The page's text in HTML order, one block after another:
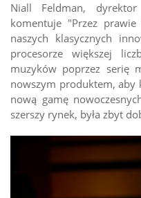
Niall Feldman, dyrektor
komentuje "Przez
naszych klasycznych
procesorze większej
muzyków poprzez serię
nowszym produktem, aby
nową gamę
szerszy rynek, była zbyt